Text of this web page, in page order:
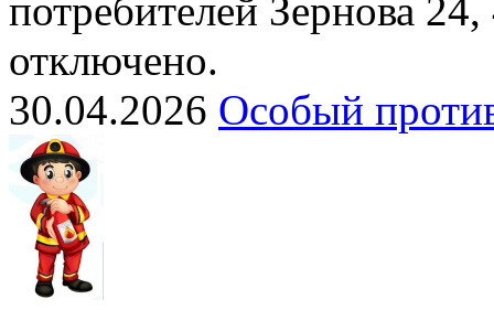
потребителей Зернова
отключено.
30.04.2026 Особый